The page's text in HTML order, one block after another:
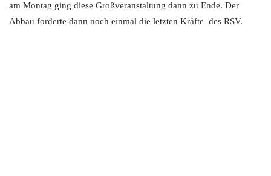
am Montag ging diese Großveranstaltung dann zu Ende. Der
Abbau forderte dann noch einmal die letzten Kräfte des RSV.